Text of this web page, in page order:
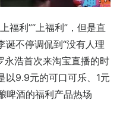
福利”“上福利”，但是直
诞不停调侃到“没有人理
永浩首次来淘宝直播的时
以9.9元的可口可乐、1元
啤酒的福利产品热场